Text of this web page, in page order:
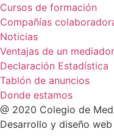
Cursos de formación
Compañías
Noticias
Ventajas de un mediador
Declaración Estadística
Tablón de anuncios
Donde estamos
@ 2020 Colegio de
Desarrollo y diseño